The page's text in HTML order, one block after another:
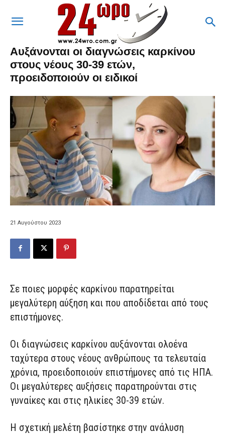
Αυξάνονται οι διαγνώσεις καρκίνου
στους νέους 30-39 ετών,
προειδοποιούν οι ειδικοί
21 Αυγούστου 2023
Σε ποιες μορφές καρκίνου παρατηρείται
μεγαλύτερη αύξηση και που αποδίδεται από τους
επιστήμονες.
Οι διαγνώσεις καρκίνου αυξάνονται ολοένα
ταχύτερα στους νέους ανθρώπους τα τελευταία
χρόνια, προειδοποιούν επιστήμονες από τις ΗΠΑ.
Οι μεγαλύτερες αυξήσεις παρατηρούνται στις
γυναίκες και στις ηλικίες 30-39 ετών.
Η σχετική μελέτη βασίστηκε στην ανάλυση